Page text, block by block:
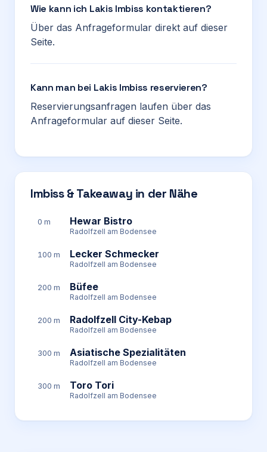
Wie kann ich Lakis Imbiss kontaktieren?
Über das Anfrageformular direkt auf dieser
Seite.
Kann man bei Lakis Imbiss reservieren?
Reservierungsanfragen laufen über das
Anfrageformular auf dieser Seite.
Imbiss & Takeaway in der Nähe
0 m Hewar Bistro
Radolfzell am Bodensee
100 m Lecker Schmecker
Radolfzell am Bodensee
200 m Büfee
Radolfzell am Bodensee
200 m Radolfzell City-Kebap
Radolfzell am Bodensee
300 m Asiatische Spezialitäten
Radolfzell am Bodensee
300 m Toro Tori
Radolfzell am Bodensee